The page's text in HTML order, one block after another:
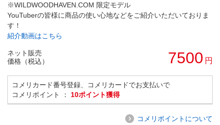
※WILDWOODHAVEN.COM 限定モデル
YouTuberの皆様に商品の使い心地などをご紹介いただいておりま
す！
紹介動画はこちら
ネット販売
価格（税込）
7500 円
コメリカード番号登録、コメリカードでお支払いで
コメリポイント ： 10ポイント獲得
コメリポイントについて